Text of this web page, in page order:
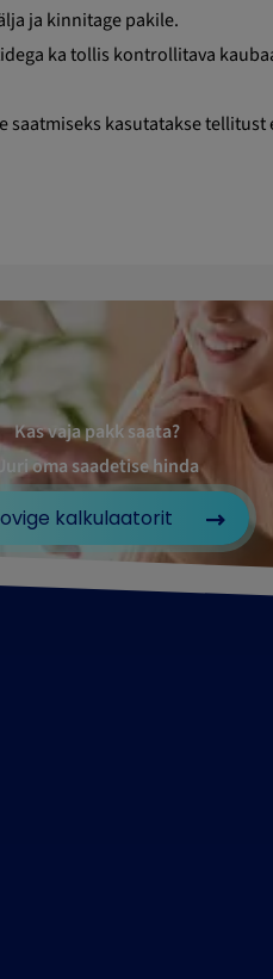
ja kinnitage pakile.
ka tollis kontrollitava
kasutatakse
Kas vaja pakk saata?
oma saadetise hinda
kalkulaatorit